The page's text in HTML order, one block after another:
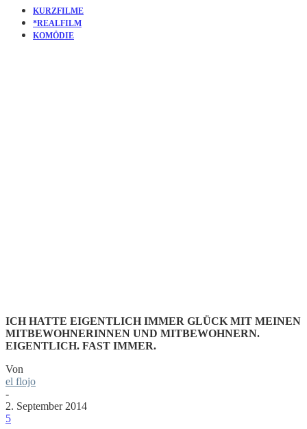
KURZFILME
*REALFILM
KOMÖDIE
ICH HATTE EIGENTLICH IMMER GLÜCK MIT MEINEN
MITBEWOHNERINNEN UND MITBEWOHNERN.
EIGENTLICH. FAST IMMER.
Von
el flojo
-
2. September 2014
5